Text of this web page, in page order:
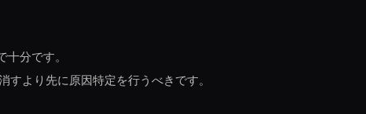
分です。
すより先に原因特定を行うべきです。